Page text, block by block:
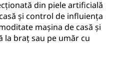
din piele artificială
și control de influiența
mașina de casă și
braț sau pe umăr cu